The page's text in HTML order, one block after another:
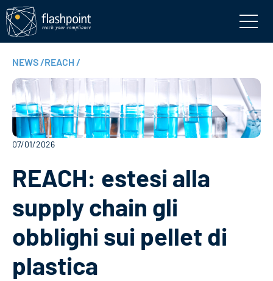
NEWS /REACH /
07/01/2026
REACH: estesi alla
supply chain gli
obblighi sui pellet di
plastica